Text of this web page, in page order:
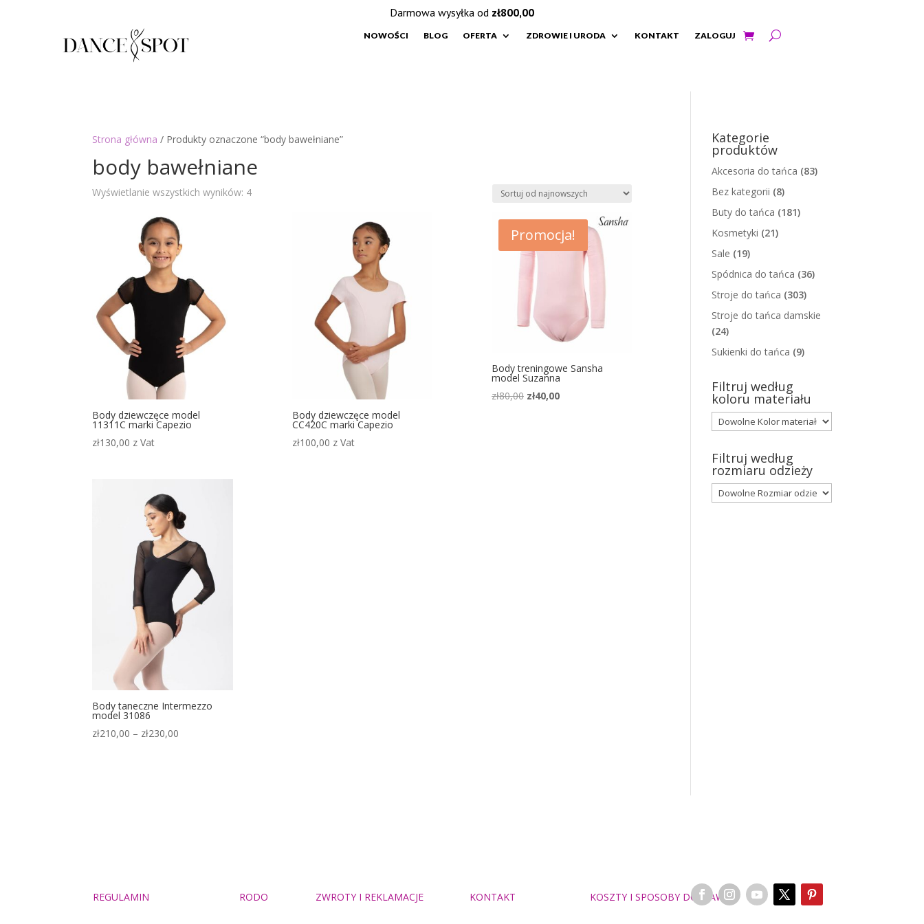
NOWOŚCI BLOG OFERTA ZDROWIE I URODA KONTAKT ZALOGUJ
Strona główna / Produkty oznaczone “body bawełniane”
body bawełniane
Wyświetlanie wszystkich wyników: 4Posortowane
Body dziewczęce model
11311C marki Capezio
zł130,00 z Vat
Body dziewczęce model
CC420C marki Capezio
zł100,00 z Vat
Promocja!
Body treningowe Sansha
model Suzanna
zł80,00 Pierwotna
zł40,00Aktualna
Body taneczne Intermezzo
model 31086
zł210,00 – zł230,00
Kategorie
produktów
Akcesoria do tańca (83)
Bez kategorii (8)
Buty do tańca (181)
Kosmetyki (21)
Sale (19)
Spódnica do tańca (36)
Stroje do tańca (303)
Stroje do tańca damskie
(24)
Sukienki do tańca (9)
Filtruj według
koloru materiału
Filtruj według
rozmiaru odzieży
REGULAMIN RODO ZWROTY I REKLAMACJE KONTAKT KOSZTY I SPOSOBY DOSTAWY
Darmowa wysyłka od zł800,00